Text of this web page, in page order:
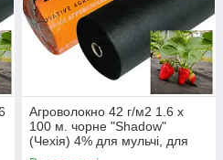
Агроволокно 42 г/м2 1.6 х
100 м. чорне "Shadow"
(Чехія) 4% для мульчі, для
полуниці